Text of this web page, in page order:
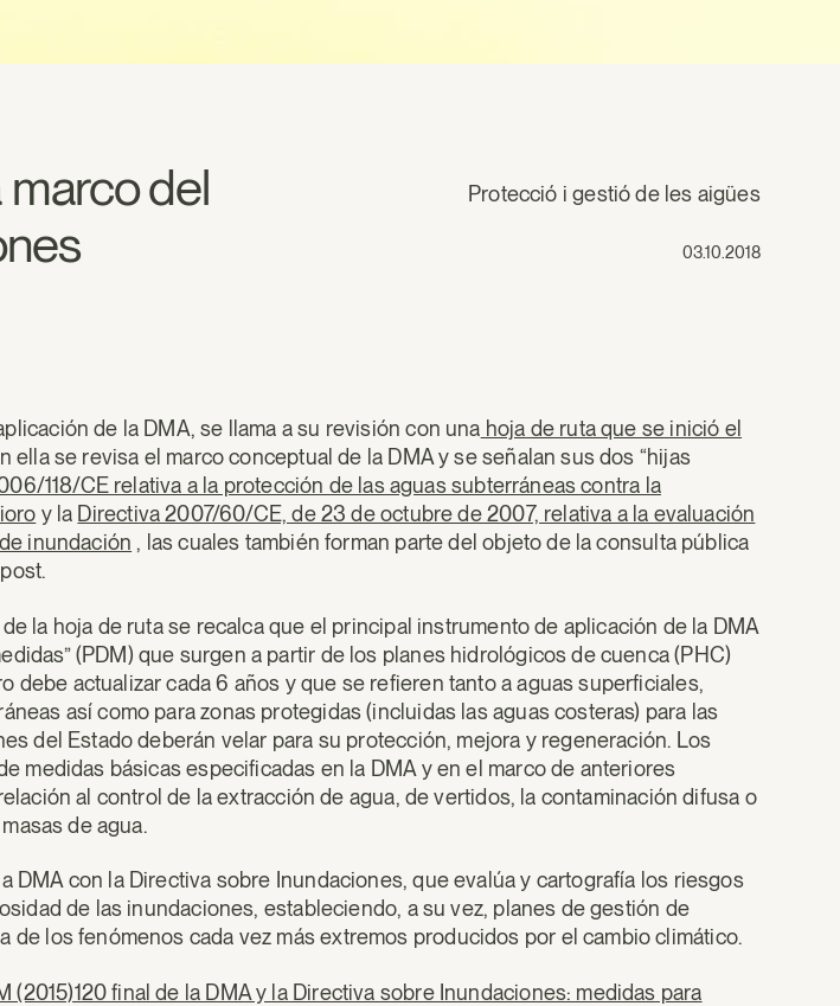
marco del
03.10.2018
Protecció i gestió de les aigües
de la DMA, se llama a su revisión con una hoja de ruta que se inició el
ella se revisa el marco conceptual de la DMA y se señalan sus dos “hijas
118/CE relativa a la protección de las aguas subterráneas contra la
y la Directiva 2007/60/CE, de 23 de octubre de 2007, relativa a la evaluación
inundación , las cuales también forman parte del objeto de la consulta pública
la hoja de ruta se recalca que el principal instrumento de aplicación de la DMA
(PDM) que surgen a partir de los planes hidrológicos de cuenca (PHC)
debe actualizar cada 6 años y que se refieren tanto a aguas superficiales,
así como para zonas protegidas (incluidas las aguas costeras) para las
del Estado deberán velar para su protección, mejora y regeneración. Los
medidas básicas especificadas en la DMA y en el marco de anteriores
al control de la extracción de agua, de vertidos, la contaminación difusa o
de agua.
DMA con la Directiva sobre Inundaciones, que evalúa y cartografía los riesgos
de las inundaciones, estableciendo, a su vez, planes de gestión de
de los fenómenos cada vez más extremos producidos por el cambio climático.
(2015)120 final de la DMA y la Directiva sobre Inundaciones: medidas para